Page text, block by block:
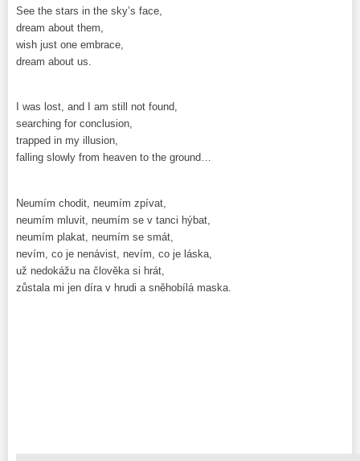
See the stars in the sky’s face,
dream about them,
wish just one embrace,
dream about us.
I was lost, and I am still not found,
searching for conclusion,
trapped in my illusion,
falling slowly from heaven to the ground…
Neumím chodit, neumím zpívat,
neumím mluvit, neumím se v tanci hýbat,
neumím plakat, neumím se smát,
nevím, co je nenávist, nevím, co je láska,
už nedokážu na člověka si hrát,
zůstala mi jen díra v hrudi a sněhobílá maska.